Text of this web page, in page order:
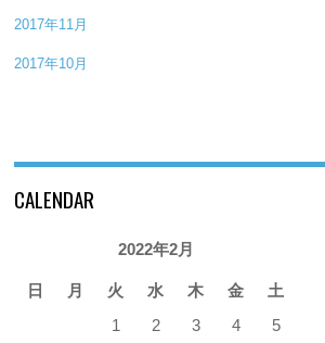
2017年11月
2017年10月
CALENDAR
2022年2月
日 月 火 水 木 金
土
1
2 3 4 5